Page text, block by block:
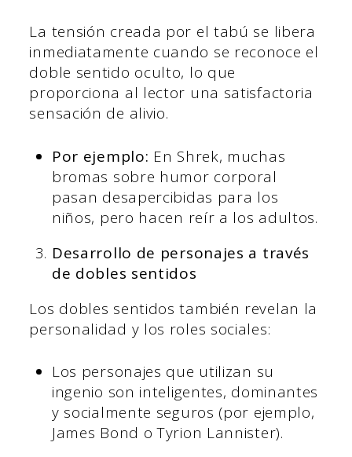
La tensión creada por el tabú se libera
inmediatamente cuando se reconoce el
doble sentido oculto, lo que
proporciona al lector una satisfactoria
sensación de alivio.
Por ejemplo: En Shrek, muchas
bromas sobre humor corporal
pasan desapercibidas para los
niños, pero hacen reír a los adultos.
Desarrollo de personajes a través
de dobles sentidos
Los dobles sentidos también revelan la
personalidad y los roles sociales:
Los personajes que utilizan su
ingenio son inteligentes, dominantes
y socialmente seguros (por ejemplo,
James Bond o Tyrion Lannister).